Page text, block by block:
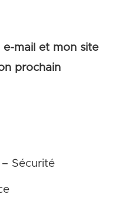
e-mail et mon site
prochain
Sécurité